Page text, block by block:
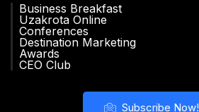
Business Breakfast
Uzakrota Online
Conferences
Destination Marketing
Awards
CEO Club
Subscribe Now!